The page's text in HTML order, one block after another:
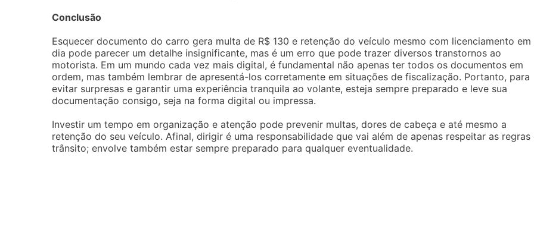
Conclusão
Esquecer documento do carro gera multa de R$ 130 e retenção do veículo mesmo com licenciamento em
dia pode parecer um detalhe insignificante, mas é um erro que pode trazer diversos transtornos ao
motorista. Em um mundo cada vez mais digital, é fundamental não apenas ter todos os documentos em
ordem, mas também lembrar de apresentá-los corretamente em situações de fiscalização. Portanto, para
evitar surpresas e garantir uma experiência tranquila ao volante, esteja sempre preparado e leve sua
documentação consigo, seja na forma digital ou impressa.
Investir um tempo em organização e atenção pode prevenir multas, dores de cabeça e até mesmo a
retenção do seu veículo. Afinal, dirigir é uma responsabilidade que vai além de apenas respeitar as regras
trânsito; envolve também estar sempre preparado para qualquer eventualidade.